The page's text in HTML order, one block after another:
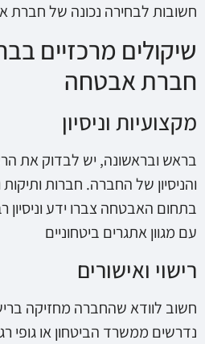
חשובות לבחירה נכונה של חברת
שיקולים מרכזיים
חברת אבטחה
מקצועיות וניסיון
בראש ובראשונה, יש לבדוק את
והניסיון של החברה. חברות
בתחום האבטחה צברו ידע
עם מגוון אתגרים ביטחוניים
רישוי ואישורים
חשוב לוודא שהחברה מחזיקה
נדרשים ממשרד הביטחון או גופי